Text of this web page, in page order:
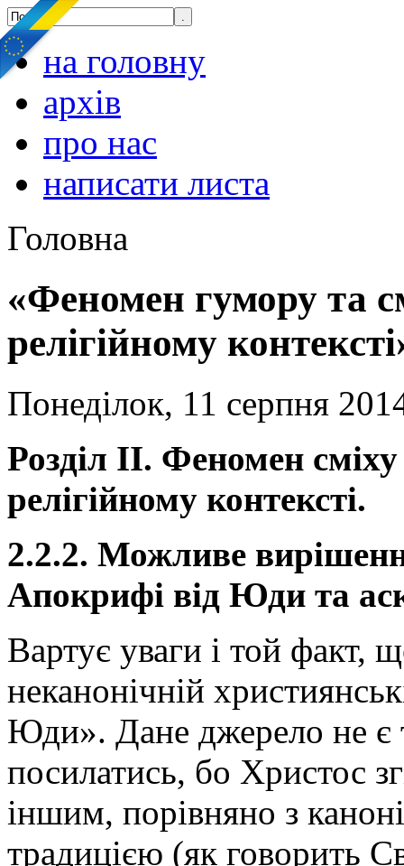
на головну
архів
про нас
написати листа
Головна
«Феномен гумору та
релігійному
Понеділок, 11 серпня
Розділ ІІ. Феномен
релігійному контексті.
2.2.2. Можливе
Апокрифі від Юди та
Вартує уваги і той факт,
неканонічній
Юди». Дане джерело не є
посилатись, бо Христос
іншим, порівняно з
традицією (як говорить